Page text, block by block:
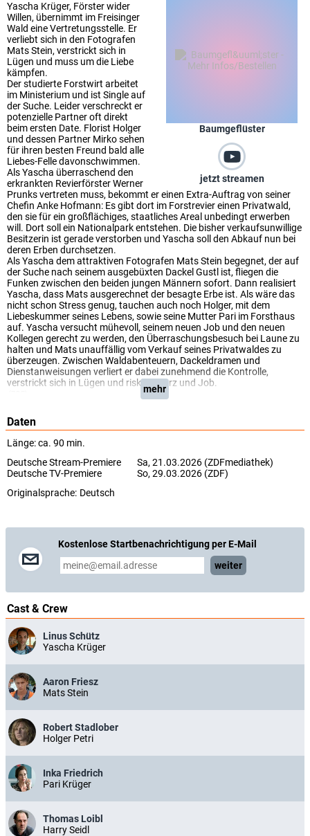
Baumgeflüster
jetzt streamen
Yascha Krüger, Förster wider
Willen, übernimmt im Freisinger
Wald eine Vertretungsstelle. Er
verliebt sich in den Fotografen
Mats Stein, verstrickt sich in
Lügen und muss um die Liebe
kämpfen.
Der studierte Forstwirt arbeitet
im Ministerium und ist Single auf
der Suche. Leider verschreckt er
potenzielle Partner oft direkt
beim ersten Date. Florist Holger
und dessen Partner Mirko sehen
für ihren besten Freund bald alle
Liebes-Felle davonschwimmen.
Als Yascha überraschend den
erkrankten Revierförster Werner
Prunks vertreten muss, bekommt er einen Extra-Auftrag von seiner
Chefin Anke Hofmann: Es gibt dort im Forstrevier einen Privatwald,
den sie für ein großflächiges, staatliches Areal unbedingt erwerben
will. Dort soll ein Nationalpark entstehen. Die bisher verkaufsunwillige
Besitzerin ist gerade verstorben und Yascha soll den Abkauf nun bei
deren Erben durchsetzen.
Als Yascha dem attraktiven Fotografen Mats Stein begegnet, der auf
der Suche nach seinem ausgebüxten Dackel Gustl ist, fliegen die
Funken zwischen den beiden jungen Männern sofort. Dann realisiert
Yascha, dass Mats ausgerechnet der besagte Erbe ist. Als wäre das
nicht schon Stress genug, tauchen auch noch Holger, mit dem
Liebeskummer seines Lebens, sowie seine Mutter Pari im Forsthaus
auf. Yascha versucht mühevoll, seinem neuen Job und den neuen
Kollegen gerecht zu werden, den Überraschungsbesuch bei Laune zu
halten und Mats unauffällig vom Verkauf seines Privatwaldes zu
überzeugen. Zwischen Waldabenteuern, Dackeldramen und
Dienstanweisungen verliert er dabei zunehmend die Kontrolle,
verstrickt sich in Lügen und riskiert Herz und Job.
mehr
Daten
Länge: ca. 90 min.
Deutsche Stream-Premiere
Sa, 21.03.2026 (ZDFmediathek)
Deutsche TV-Premiere
So, 29.03.2026 (ZDF)
Originalsprache: Deutsch
Kostenlose Startbenachrichtigung per E-Mail
weiter
Cast & Crew
Linus Schütz
Yascha Krüger
Aaron Friesz
Mats Stein
Robert Stadlober
Holger Petri
Inka Friedrich
Pari Krüger
Thomas Loibl
Harry Seidl